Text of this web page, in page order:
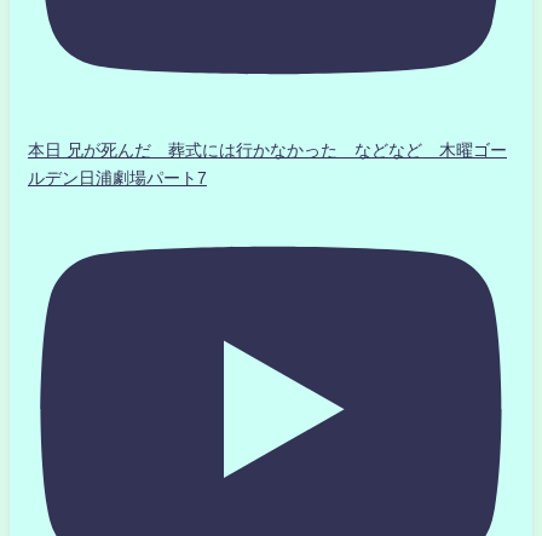
本日 兄が死んだ 葬式には行かなかった などなど 木曜ゴー
ルデン日浦劇場パート7